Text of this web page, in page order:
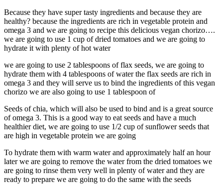
Because they have super tasty ingredients and because they are
healthy? because the ingredients are rich in vegetable protein and
omega 3 and we are going to recipe this delicious vegan chorizo….
we are going to use 1 cup of dried tomatoes and we are going to
hydrate it with plenty of hot water
we are going to use 2 tablespoons of flax seeds, we are going to
hydrate them with 4 tablespoons of water the flax seeds are rich in
omega 3 and they will serve us to bind the ingredients of this vegan
chorizo ​​we are also going to use 1 tablespoon of
Seeds of chia, which will also be used to bind and is a great source
of omega 3. This is a good way to eat seeds and have a much
healthier diet, we are going to use 1/2 cup of sunflower seeds that
are high in vegetable protein we are going
To hydrate them with warm water and approximately half an hour
later we are going to remove the water from the dried tomatoes we
are going to rinse them very well in plenty of water and they are
ready to prepare we are going to do the same with the seeds